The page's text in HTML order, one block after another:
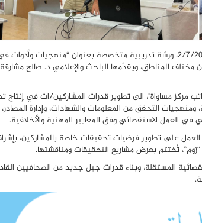
افتتحت منصة مرسال، بالتعاون مع مركز مساواة، الخميس الماضي 2/7/2026، ورشة تدريبية متخصصة بعنوان “منهجيات
مختلف المناطق، ويقدّمها الباحث والإعلامي د. صالح
مساواة"، الى تطوير قدرات المشاركين/ات في إنتاج
التحقق من المعلومات والشهادات، وإدارة المصادر،
في العمل الاستقصائي وفق المعايير المهنية والأخلاقية.
على تطوير فرضيات تحقيقات خاصة بالمشاركين،
تُختتم بعرض مشاريع التحقيقات ومناقشتها.
المستقلة، وبناء قدرات جيل جديد من الصحافيين